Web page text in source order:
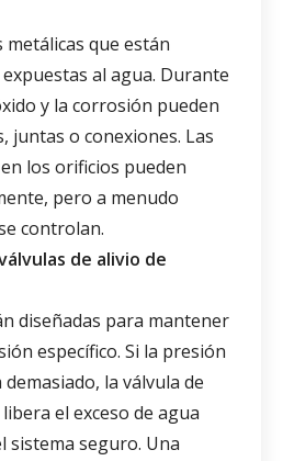
que están
al agua. Durante
y la corrosión pueden
juntas o conexiones. Las
los orificios pueden
pero a menudo
controlan.
de alivio de
diseñadas para mantener
específico. Si la presión
la válvula de
el exceso de agua
sistema seguro. Una